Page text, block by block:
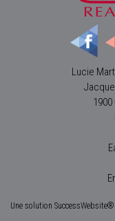
Lucie
Une solution